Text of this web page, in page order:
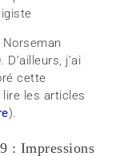
j’ai
cette
lire les articles
).